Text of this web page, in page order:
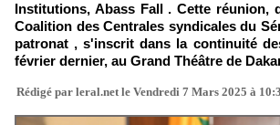
Institutions, Abass Fall . Cette réunion,
Coalition des Centrales syndicales du
patronat , s'inscrit dans la continuité
février dernier, au Grand Théâtre de
Rédigé par leral.net le Vendredi 7 Mars 2025 à